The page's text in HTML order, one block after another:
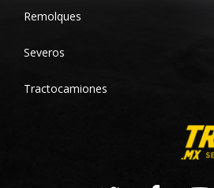
Remolques
Severos
Tractocamiones